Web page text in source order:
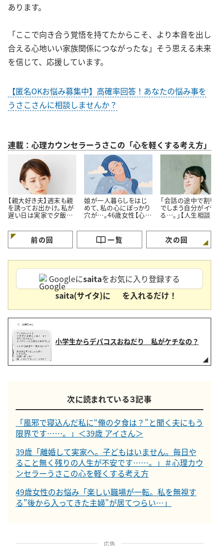
あります。
「ここで向き合う覚悟を持てたからこそ、より本音を出し
合える心地いい家族関係につながったな」そう思える未来
を信じて、応援しています。
【匿名OKお悩み募集中】高確率回答！あなたの悩み事を
うさこさんに相談しませんか？
連載：心理カウンセラーうさこの「心を軽くする考え方」
【親大好き夫】週末も親
を誘ってお出かけ。私が
遅い日は実家で夕飯。
なのでは…？
娘が一人暮らしをはじ
めて、私の心にぽっかり
穴が…。46歳女性【心理
談】
「会話の途中で割り
でしまう自分がイヤ
る…。」【人生相談】
前の回 一覧 次の回
Googleにsaitaをお気に入り登録する
saita(サイタ)に
を入れるだけ！
小学生からデパコスおねだり 私がケチなの？
次に読まれている３記事
「風邪で寝込んだ私に“俺の夕食は？”と聞く夫にもう
限界です……。」＜39歳 アイさん＞
39歳「離婚して実家へ。子どもはいません。毎日や
ること無く残りの人生が不安です……。」＃心理カウ
ンセラーうさこの心を軽くする考え方
49歳女性のお悩み「楽しい職場が一転。私を無視す
る"後から入ってきた主婦”が居てつらい…」
広告